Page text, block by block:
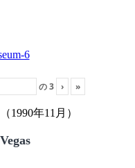
の3 › »
1990年11月）